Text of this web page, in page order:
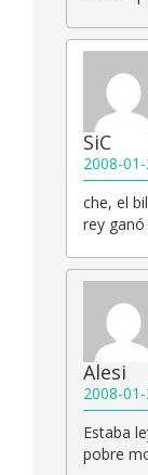
SiC
2008-
che, el
rey
Alesi
2008-
Estaba
pobre